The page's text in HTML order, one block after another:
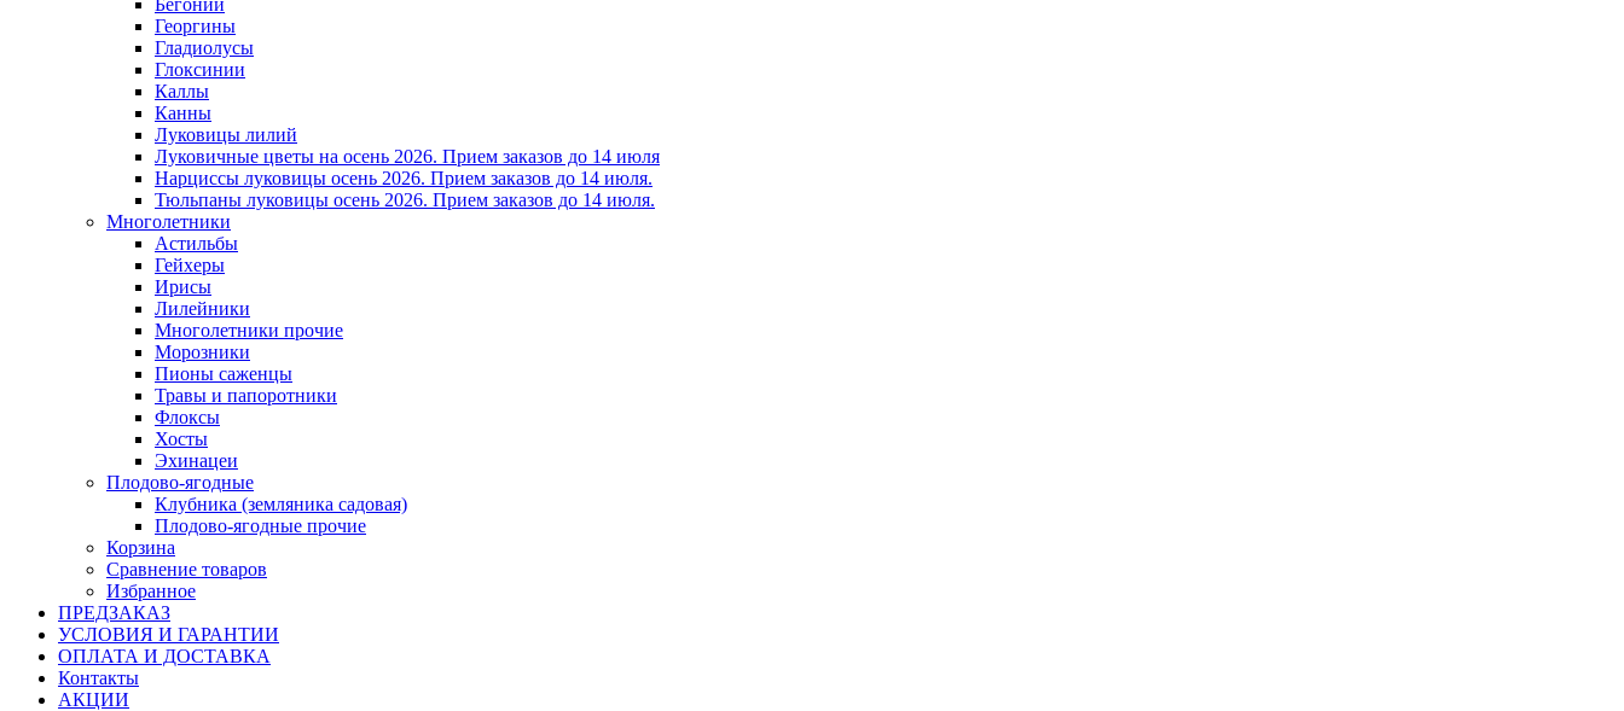
Бегонии
Георгины
Гладиолусы
Глоксинии
Каллы
Канны
Луковицы лилий
Луковичные цветы на осень 2026. Прием заказов до 14 июля
Нарциссы луковицы осень 2026. Прием заказов до 14 июля.
Тюльпаны луковицы осень 2026. Прием заказов до 14 июля.
Многолетники
Астильбы
Гейхеры
Ирисы
Лилейники
Многолетники прочие
Морозники
Пионы саженцы
Травы и папоротники
Флоксы
Хосты
Эхинацеи
Плодово-ягодные
Клубника (земляника садовая)
Плодово-ягодные прочие
Корзина
Сравнение товаров
Избранное
ПРЕДЗАКАЗ
УСЛОВИЯ И ГАРАНТИИ
ОПЛАТА И ДОСТАВКА
Контакты
АКЦИИ